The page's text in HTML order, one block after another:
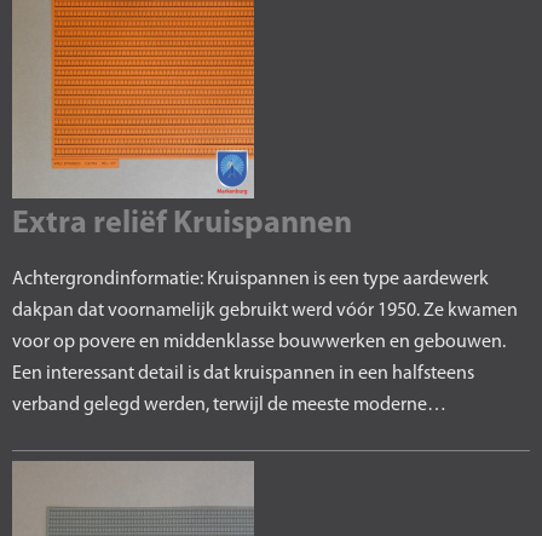
Extra reliëf Kruispannen
Achtergrondinformatie: Kruispannen is een type aardewerk
dakpan dat voornamelijk gebruikt werd vóór 1950. Ze kwamen
voor op povere en middenklasse bouwwerken en gebouwen.
Een interessant detail is dat kruispannen in een halfsteens
verband gelegd werden, terwijl de meeste moderne…